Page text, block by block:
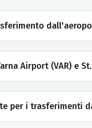
Airport (VAR) e
per i trasferimenti